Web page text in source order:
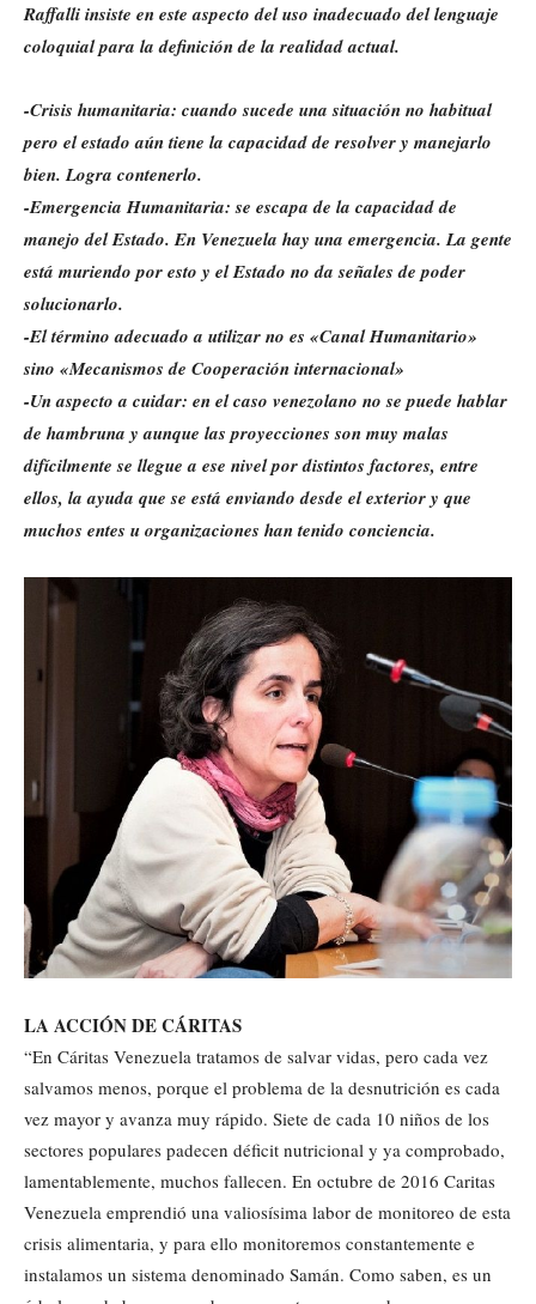
Raffalli insiste en este aspecto del uso inadecuado del lenguaje
coloquial para la definición de la realidad actual.
-Crisis humanitaria: cuando sucede una situación no habitual
pero el estado aún tiene la capacidad de resolver y manejarlo
bien. Logra contenerlo.
-Emergencia Humanitaria: se escapa de la capacidad de
manejo del Estado. En Venezuela hay una emergencia. La gente
está muriendo por esto y el Estado no da señales de poder
solucionarlo.
-El término adecuado a utilizar no es «Canal Humanitario»
sino «Mecanismos de Cooperación internacional»
-Un aspecto a cuidar: en el caso venezolano no se puede hablar
de hambruna y aunque las proyecciones son muy malas
difícilmente se llegue a ese nivel por distintos factores, entre
ellos, la ayuda que se está enviando desde el exterior y que
muchos entes u organizaciones han tenido conciencia.
LA ACCIÓN DE CÁRITAS
“En Cáritas Venezuela tratamos de salvar vidas, pero cada vez
salvamos menos, porque el problema de la desnutrición es cada
vez mayor y avanza muy rápido. Siete de cada 10 niños de los
sectores populares padecen déficit nutricional y ya comprobado,
lamentablemente, muchos fallecen. En octubre de 2016 Caritas
Venezuela emprendió una valiosísima labor de monitoreo de esta
crisis alimentaria, y para ello monitoremos constantemente e
instalamos un sistema denominado Samán. Como saben, es un